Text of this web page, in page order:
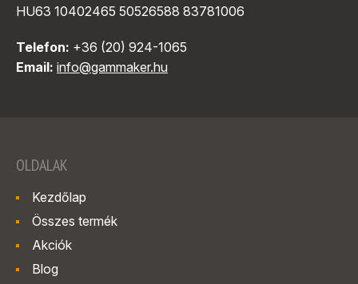
HU63 10402465 50526588 83781006
Telefon: +36 (20) 924-1065
Email: info@gammaker.hu
OLDALAK
Kezdőlap
Összes termék
Akciók
Blog